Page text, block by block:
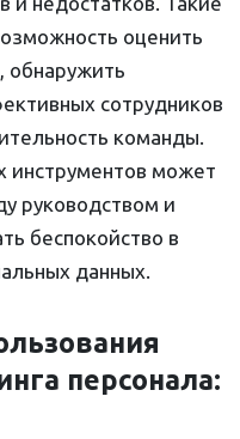
оценить
обнаружить
сотрудников
команды.
инструментов может
руководством и
беспокойство в
данных.
персонала: